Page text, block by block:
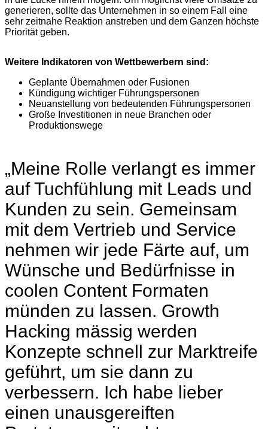
generieren, sollte das Unternehmen in so einem Fall eine
sehr zeitnahe Reaktion anstreben und dem Ganzen höchste
Priorität geben.
Weitere Indikatoren von Wettbewerbern sind:
Geplante Übernahmen oder Fusionen
Kündigung wichtiger Führungspersonen
Neuanstellung von bedeutenden Führungspersonen
Große Investitionen in neue Branchen oder
Produktionswege
„Meine Rolle verlangt es immer
auf Tuchfühlung mit Leads und
Kunden zu sein. Gemeinsam
mit dem Vertrieb und Service
nehmen wir jede Färte auf, um
Wünsche und Bedürfnisse in
coolen Content Formaten
münden zu lassen. Growth
Hacking mässig werden
Konzepte schnell zur Marktreife
geführt, um sie dann zu
verbessern. Ich habe lieber
einen unausgereiften